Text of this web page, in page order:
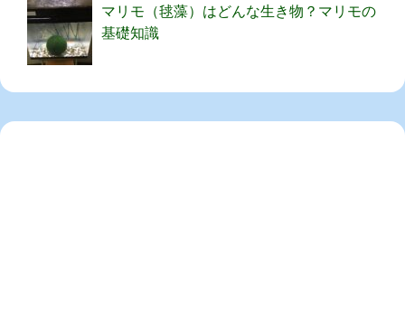
マリモ（毬藻）はどんな生き物？マリモの
基礎知識